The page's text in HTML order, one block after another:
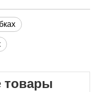
товары